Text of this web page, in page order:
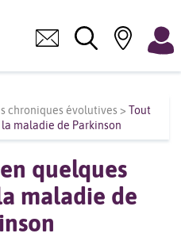
chroniques évolutives> Tout
maladie de Parkinson
quelques
maladie de